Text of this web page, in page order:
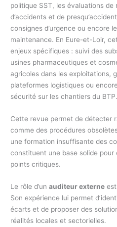
politique SST, les évaluations de
d’accidents et de
consignes d’urgence ou encore
maintenance. En Eure-et-Loir,
enjeux spécifiques : suivi des
usines pharmaceutiques et
agricoles dans les exploitations,
plateformes logistiques ou
sécurité sur les chantiers du BTP.
Cette revue permet de détecter
comme des procédures
une formation insuffisante des
constituent une base solide pour
points critiques.
Le rôle d’unauditeur externe
Son expérience lui permet
écarts et de proposer des
réalités locales et sectorielles.